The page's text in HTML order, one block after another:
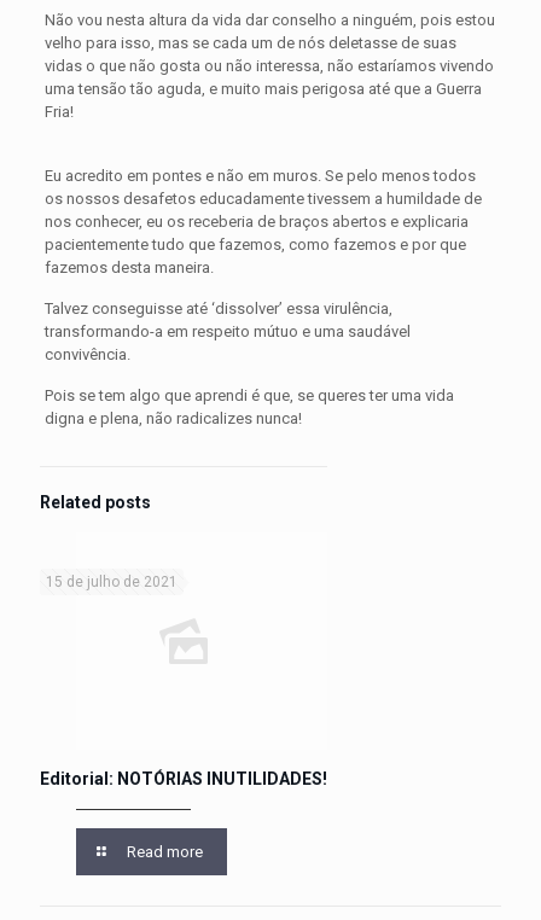
Não vou nesta altura da vida dar conselho a ninguém, pois estou
velho para isso, mas se cada um de nós deletasse de suas
vidas o que não gosta ou não interessa, não estaríamos vivendo
uma tensão tão aguda, e muito mais perigosa até que a Guerra
Fria!
Eu acredito em pontes e não em muros. Se pelo menos todos
os nossos desafetos educadamente tivessem a humildade de
nos conhecer, eu os receberia de braços abertos e explicaria
pacientemente tudo que fazemos, como fazemos e por que
fazemos desta maneira.
Talvez conseguisse até ‘dissolver’ essa virulência,
transformando-a em respeito mútuo e uma saudável
convivência.
Pois se tem algo que aprendi é que, se queres ter uma vida
digna e plena, não radicalizes nunca!
Related posts
15 de julho de 2021
Editorial: NOTÓRIAS INUTILIDADES!
Read more